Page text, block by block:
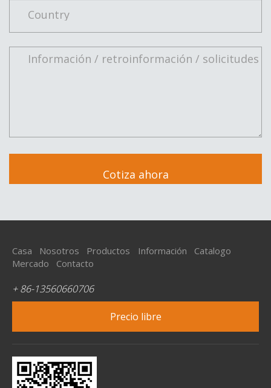
Casa Nosotros Productos Información
Catalogo
Mercado
Contacto
+ 86-13560660706
Precio libre